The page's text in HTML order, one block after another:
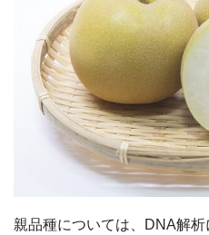
親品種については、DNA解